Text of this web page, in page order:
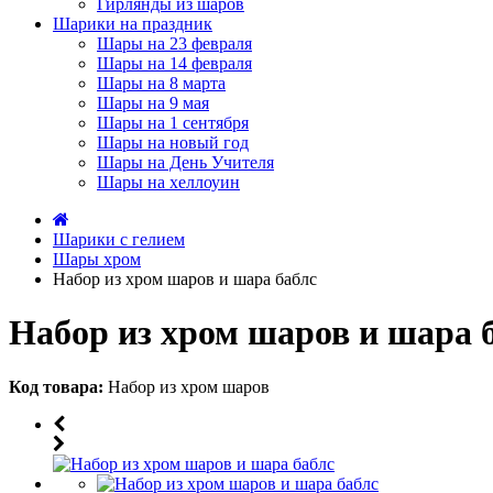
Гирлянды из шаров
Шарики на праздник
Шары на 23 февраля
Шары на 14 февраля
Шары на 8 марта
Шары на 9 мая
Шары на 1 сентября
Шары на новый год
Шары на День Учителя
Шары на хеллоуин
Шарики с гелием
Шары хром
Набор из хром шаров и шара баблс
Набор из хром шаров и шара
Код товара: Набор из хром шаров